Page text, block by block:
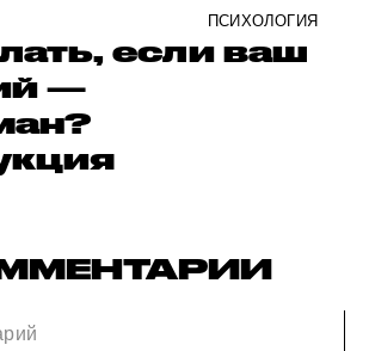
ПСИХОЛОГИЯ
если ваш
—